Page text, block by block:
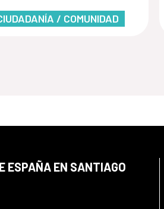
/ COMUNIDAD
ESPAÑA EN SANTIAGO